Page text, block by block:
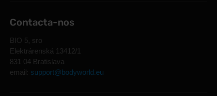
Contacta-nos
BIO 5, sro
Elektrárenská 13412/1
831 04 Bratislava
email: support@bodyworld.eu